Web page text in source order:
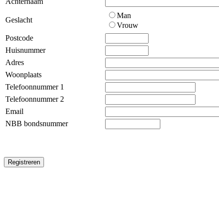
Geslacht
Man
Vrouw
Postcode
Huisnummer
Adres
Woonplaats
Telefoonnummer 1
Telefoonnummer 2
Email
NBB bondsnummer